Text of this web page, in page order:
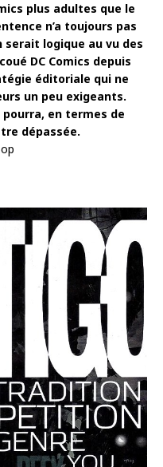
plus adultes que le
n’a toujours pas
logique au vu des
DC Comics depuis
éditoriale qui ne
un peu exigeants.
en termes de
dépassée.